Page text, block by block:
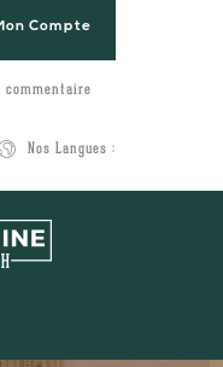
Compte
commentaire
Nos Langues :